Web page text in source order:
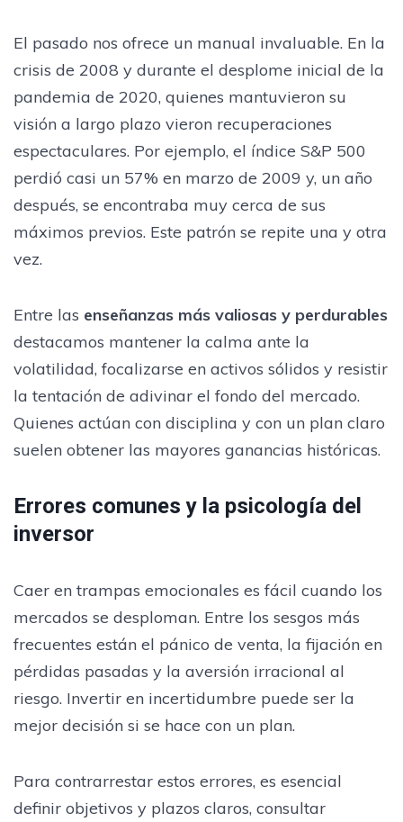
El pasado nos ofrece un manual invaluable. En la
crisis de 2008 y durante el desplome inicial de la
pandemia de 2020, quienes mantuvieron su
visión a largo plazo vieron recuperaciones
espectaculares. Por ejemplo, el índice S&P 500
perdió casi un 57% en marzo de 2009 y, un año
después, se encontraba muy cerca de sus
máximos previos. Este patrón se repite una y otra
vez.
Entre las enseñanzas más valiosas y perdurables
destacamos mantener la calma ante la
volatilidad, focalizarse en activos sólidos y resistir
la tentación de adivinar el fondo del mercado.
Quienes actúan con disciplina y con un plan claro
suelen obtener las mayores ganancias históricas.
Errores comunes y la psicología del
inversor
Caer en trampas emocionales es fácil cuando los
mercados se desploman. Entre los sesgos más
frecuentes están el pánico de venta, la fijación en
pérdidas pasadas y la aversión irracional al
riesgo. Invertir en incertidumbre puede ser la
mejor decisión si se hace con un plan.
Para contrarrestar estos errores, es esencial
definir objetivos y plazos claros, consultar